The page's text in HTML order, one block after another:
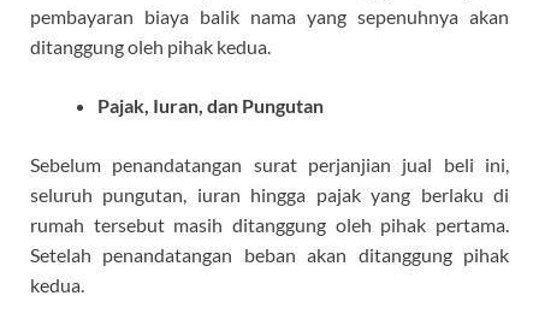
pembayaran biaya balik nama yang sepenuhnya akan
ditanggung oleh pihak kedua.
Pajak, Iuran, dan Pungutan
Sebelum penandatangan surat perjanjian jual beli ini,
seluruh pungutan, iuran hingga pajak yang berlaku di
rumah tersebut masih ditanggung oleh pihak pertama.
Setelah penandatangan beban akan ditanggung pihak
kedua.